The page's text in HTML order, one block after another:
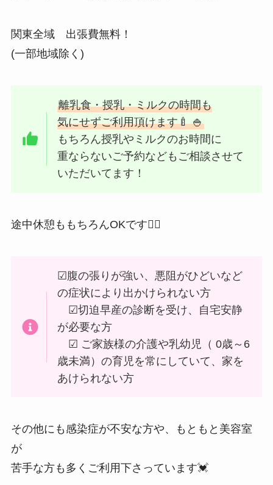
関東全域 出張費無料！
(一部地域除く)
離乳食・授乳・ミルクの時間も
気にせずご利用頂けます🍼 🍚
もちろん授乳やミルクのお時間に
重ならないご予約などもご相談させて
いただいてます！
途中休憩ももちろんOKです👌🏻
☑︎腹の張りが強い、悪阻がひどいなど
の症状により出かけられない方
☑︎切迫早産の診断を受け、自宅安静
が必要な方
☑︎ ご家族様の介護や乳幼児（ 0歳～6
歳未満）の育児を常にしていて、家を
あけられない方
その他にも感染症が不安な方や、もともと美容室
が
苦手な方も多くご利用下さっています💓